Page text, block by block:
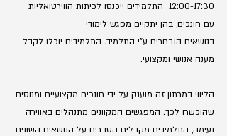
12:00-17:30  התלמידים ייכנסו לכיתות הווירטואליות
עם חונכים, בהן יתקיים מפגש לימודי
בנושאים הנבחרים ע"י התלמיד. התלמידים יוכלו לקבל
מענה אנושי ומקצועי.
הליווי במרתון זה מוענק על ידי חונכים מקצועיים ומנוסים
שהוכשרו לכך. המפגשים המקוונים מתנהלים באווירה
נעימה, התלמידים מקבלים הסברים על הנושאים השונים